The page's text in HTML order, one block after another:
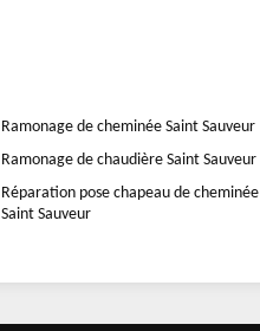
Ramonage de cheminée Saint Sauveur
Ramonage de chaudière Saint Sauveur
Réparation pose chapeau de cheminée
Saint Sauveur